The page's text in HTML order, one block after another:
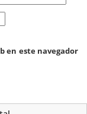
en este navegador